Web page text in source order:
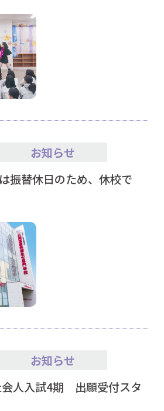
お知らせ
振替休日のため、休校で
お知らせ
人入試4期 出願受付スタ